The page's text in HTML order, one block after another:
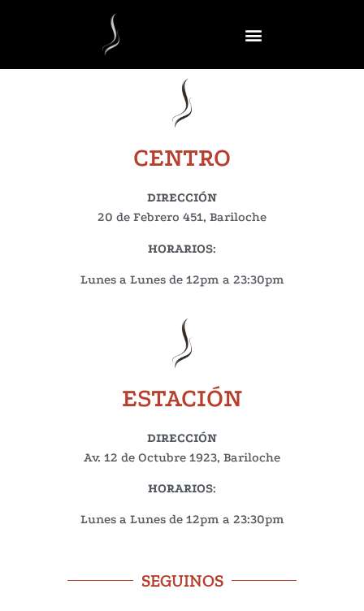
CENTRO
DIRECCIÓN
20 de Febrero 451, Bariloche
HORARIOS:
Lunes a Lunes de 12pm a 23:30pm
ESTACIÓN
DIRECCIÓN
Av. 12 de Octubre 1923, Bariloche
HORARIOS:
Lunes a Lunes de 12pm a 23:30pm
SEGUINOS